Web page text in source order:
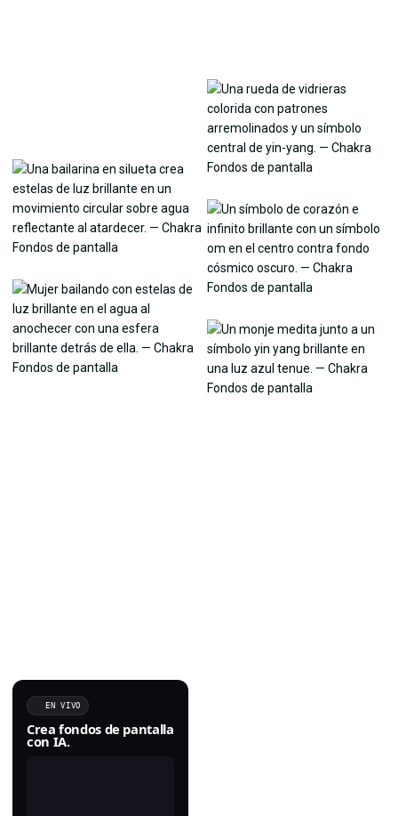
EN VIVO
Crea fondos de pantalla
con IA.